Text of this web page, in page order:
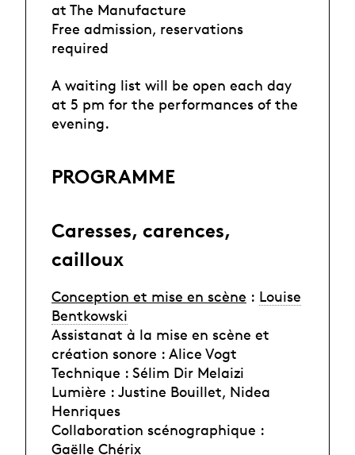
at The Manufacture
Free admission, reservations
required
A waiting list will be open each day
at 5 pm for the performances of the
evening.
PROGRAMME
Caresses, carences,
cailloux
Conception et mise en scène : Louise
Bentkowski
Assistanat à la mise en scène et
création sonore : Alice Vogt
Technique : Sélim Dir Melaizi
Lumière : Justine Bouillet, Nidea
Henriques
Collaboration scénographique :
Gaëlle Chérix